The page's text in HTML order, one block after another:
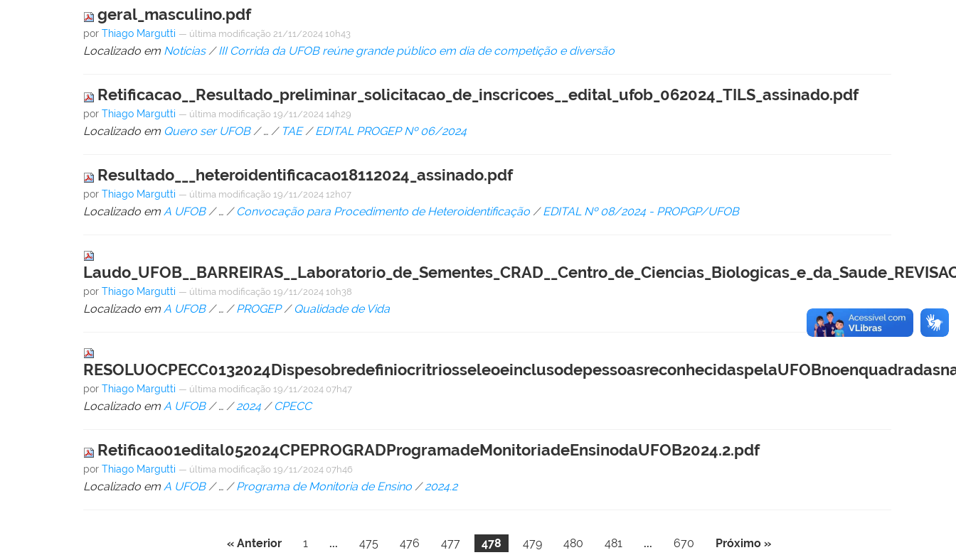
geral_masculino.pdf
porThiago Margutti — última modificação 21/11/2024 10h43
Localizado em Notícias /III Corrida da UFOB reúne grande público em dia de competição e diversão
Retificacao__Resultado_preliminar_solicitacao_de_inscricoes__edital_ufob_062024_TILS_assinado.pdf
porThiago Margutti — última modificação 19/11/2024 14h29
Localizado em Quero ser UFOB /…/ TAE /EDITAL PROGEP Nº 06/2024
Resultado___heteroidentificacao18112024_assinado.pdf
porThiago Margutti — última modificação 19/11/2024 12h07
Localizado em A UFOB /…/ Convocação para Procedimento de Heteroidentificação /EDITAL Nº 08/2024 - PROPGP/UFOB
porThiago Margutti — última modificação 19/11/2024 10h38
Localizado em A UFOB /…/PROGEP / Qualidade de Vida
porThiago Margutti — última modificação 19/11/2024 07h47
Localizado em A UFOB /…/2024 / CPECC
Retificao01edital052024CPEPROGRADProgramadeMonitoriadeEnsinodaUFOB2024.2.pdf
porThiago Margutti — última modificação 19/11/2024 07h46
Localizado em A UFOB /…/Programa de Monitoria de Ensino /2024.2
« Anterior 1 ... 475 476 477 478 479 480 481 ... 670 Próximo »